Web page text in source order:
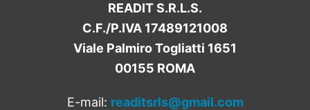
READIT S.R.L.S.
C.F./P.IVA 17489121008
Viale Palmiro Togliatti 1651
00155 ROMA
E-mail: readitsrls@gmail.com